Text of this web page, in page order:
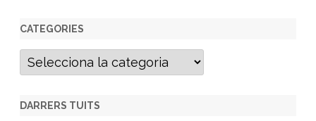
CATEGORIES
C
t
g
DARRERS TUITS